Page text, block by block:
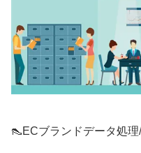
👠ECブランドデータ処